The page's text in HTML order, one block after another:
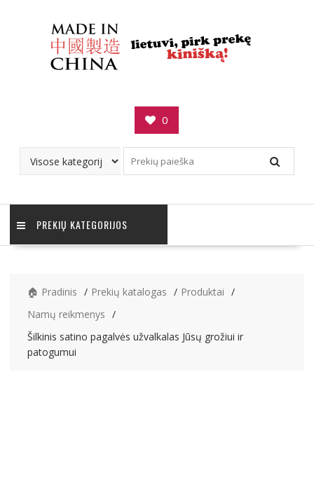
0
PREKIŲ KATEGORIJOS
🏠 Pradinis Prekių katalogas
Produktai
Namų reikmenys
Šilkinis satino pagalvės užvalkalas Jūsų grožiui ir
patogumui